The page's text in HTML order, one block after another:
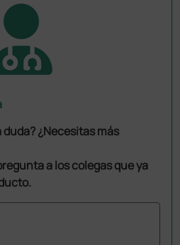
¿Necesitas más
a los colegas que ya